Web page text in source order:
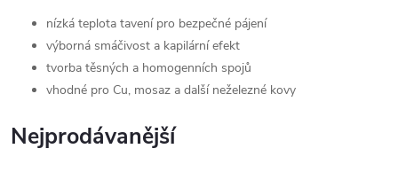
nízká teplota tavení pro bezpečné pájení
výborná smáčivost a kapilární efekt
tvorba těsných a homogenních spojů
vhodné pro Cu, mosaz a další neželezné kovy
Nejprodávanější